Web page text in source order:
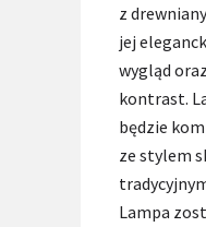
z
jej
wygląd
kontrast.
będzie
ze stylem
Lampa